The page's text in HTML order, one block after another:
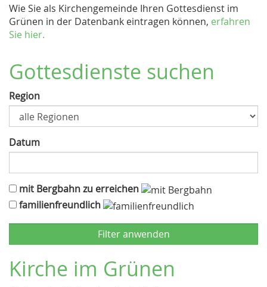
Wie Sie als Kirchengemeinde Ihren Gottesdienst im
Grünen in der Datenbank eintragen können, erfahren
Sie hier.
Gottesdienste suchen
Region
Datum
mit Bergbahn zu erreichen
familienfreundlich
Kirche im Grünen